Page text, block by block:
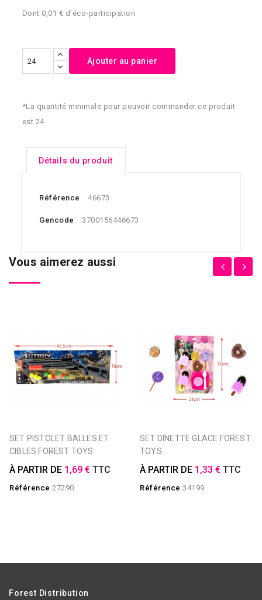
Dont 0,01 € d'éco-participation
Ajouter au panier
*La quantité minimale pour pouvoir commander ce produit
est 24.
Détails du produit
Référence 46673
Gencode 3700156446673
Vous aimerez aussi
SET PISTOLET BALLES ET
CIBLES FOREST TOYS
À PARTIR DE 1,69 € TTC
Référence 27290
SET DINETTE GLACE FOREST
TOYS
À PARTIR DE 1,33 € TTC
Référence 34199
Forest Distribution